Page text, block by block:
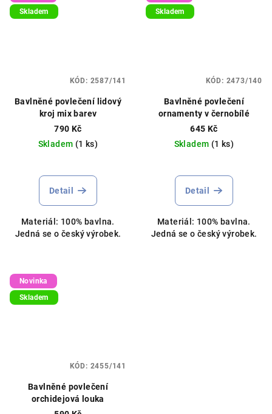
Skladem
Bavlněné povlečení lidový
kroj mix barev
790 Kč
Skladem (1 ks)
Detail
Materiál: 100% bavlna.
Jedná se o český výrobek.
KÓD: 2587/141
Skladem
Bavlněné povlečení
ornamenty v černobílé
645 Kč
Skladem (1 ks)
Detail
Materiál: 100% bavlna.
Jedná se o český výrobek.
KÓD: 2473/140
Novinka
Skladem
Bavlněné povlečení
orchidejová louka
KÓD: 2455/141